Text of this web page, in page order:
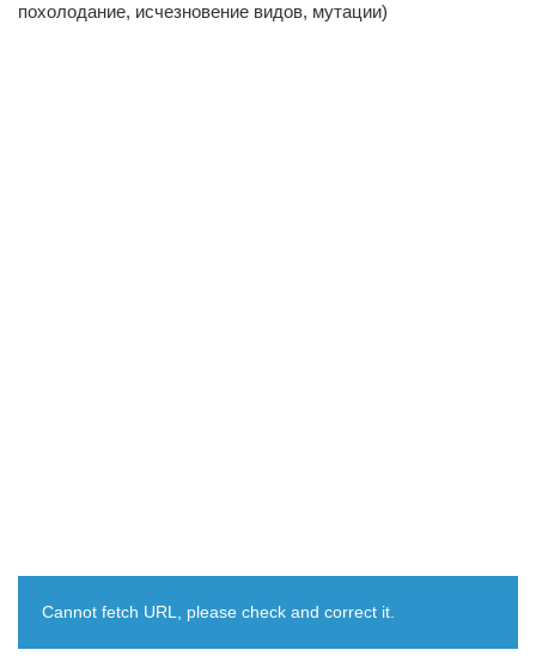
похолодание, исчезновение видов, мутации)
Cannot fetch URL, please check and correct it.